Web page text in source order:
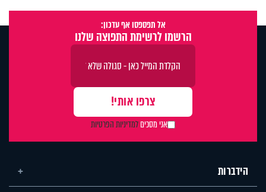
אל תפספסו אף עדכון:
הרשמו לרשימת התפוצה שלנו
אני מסכיםלמדיניות הפרטיות
הידברות